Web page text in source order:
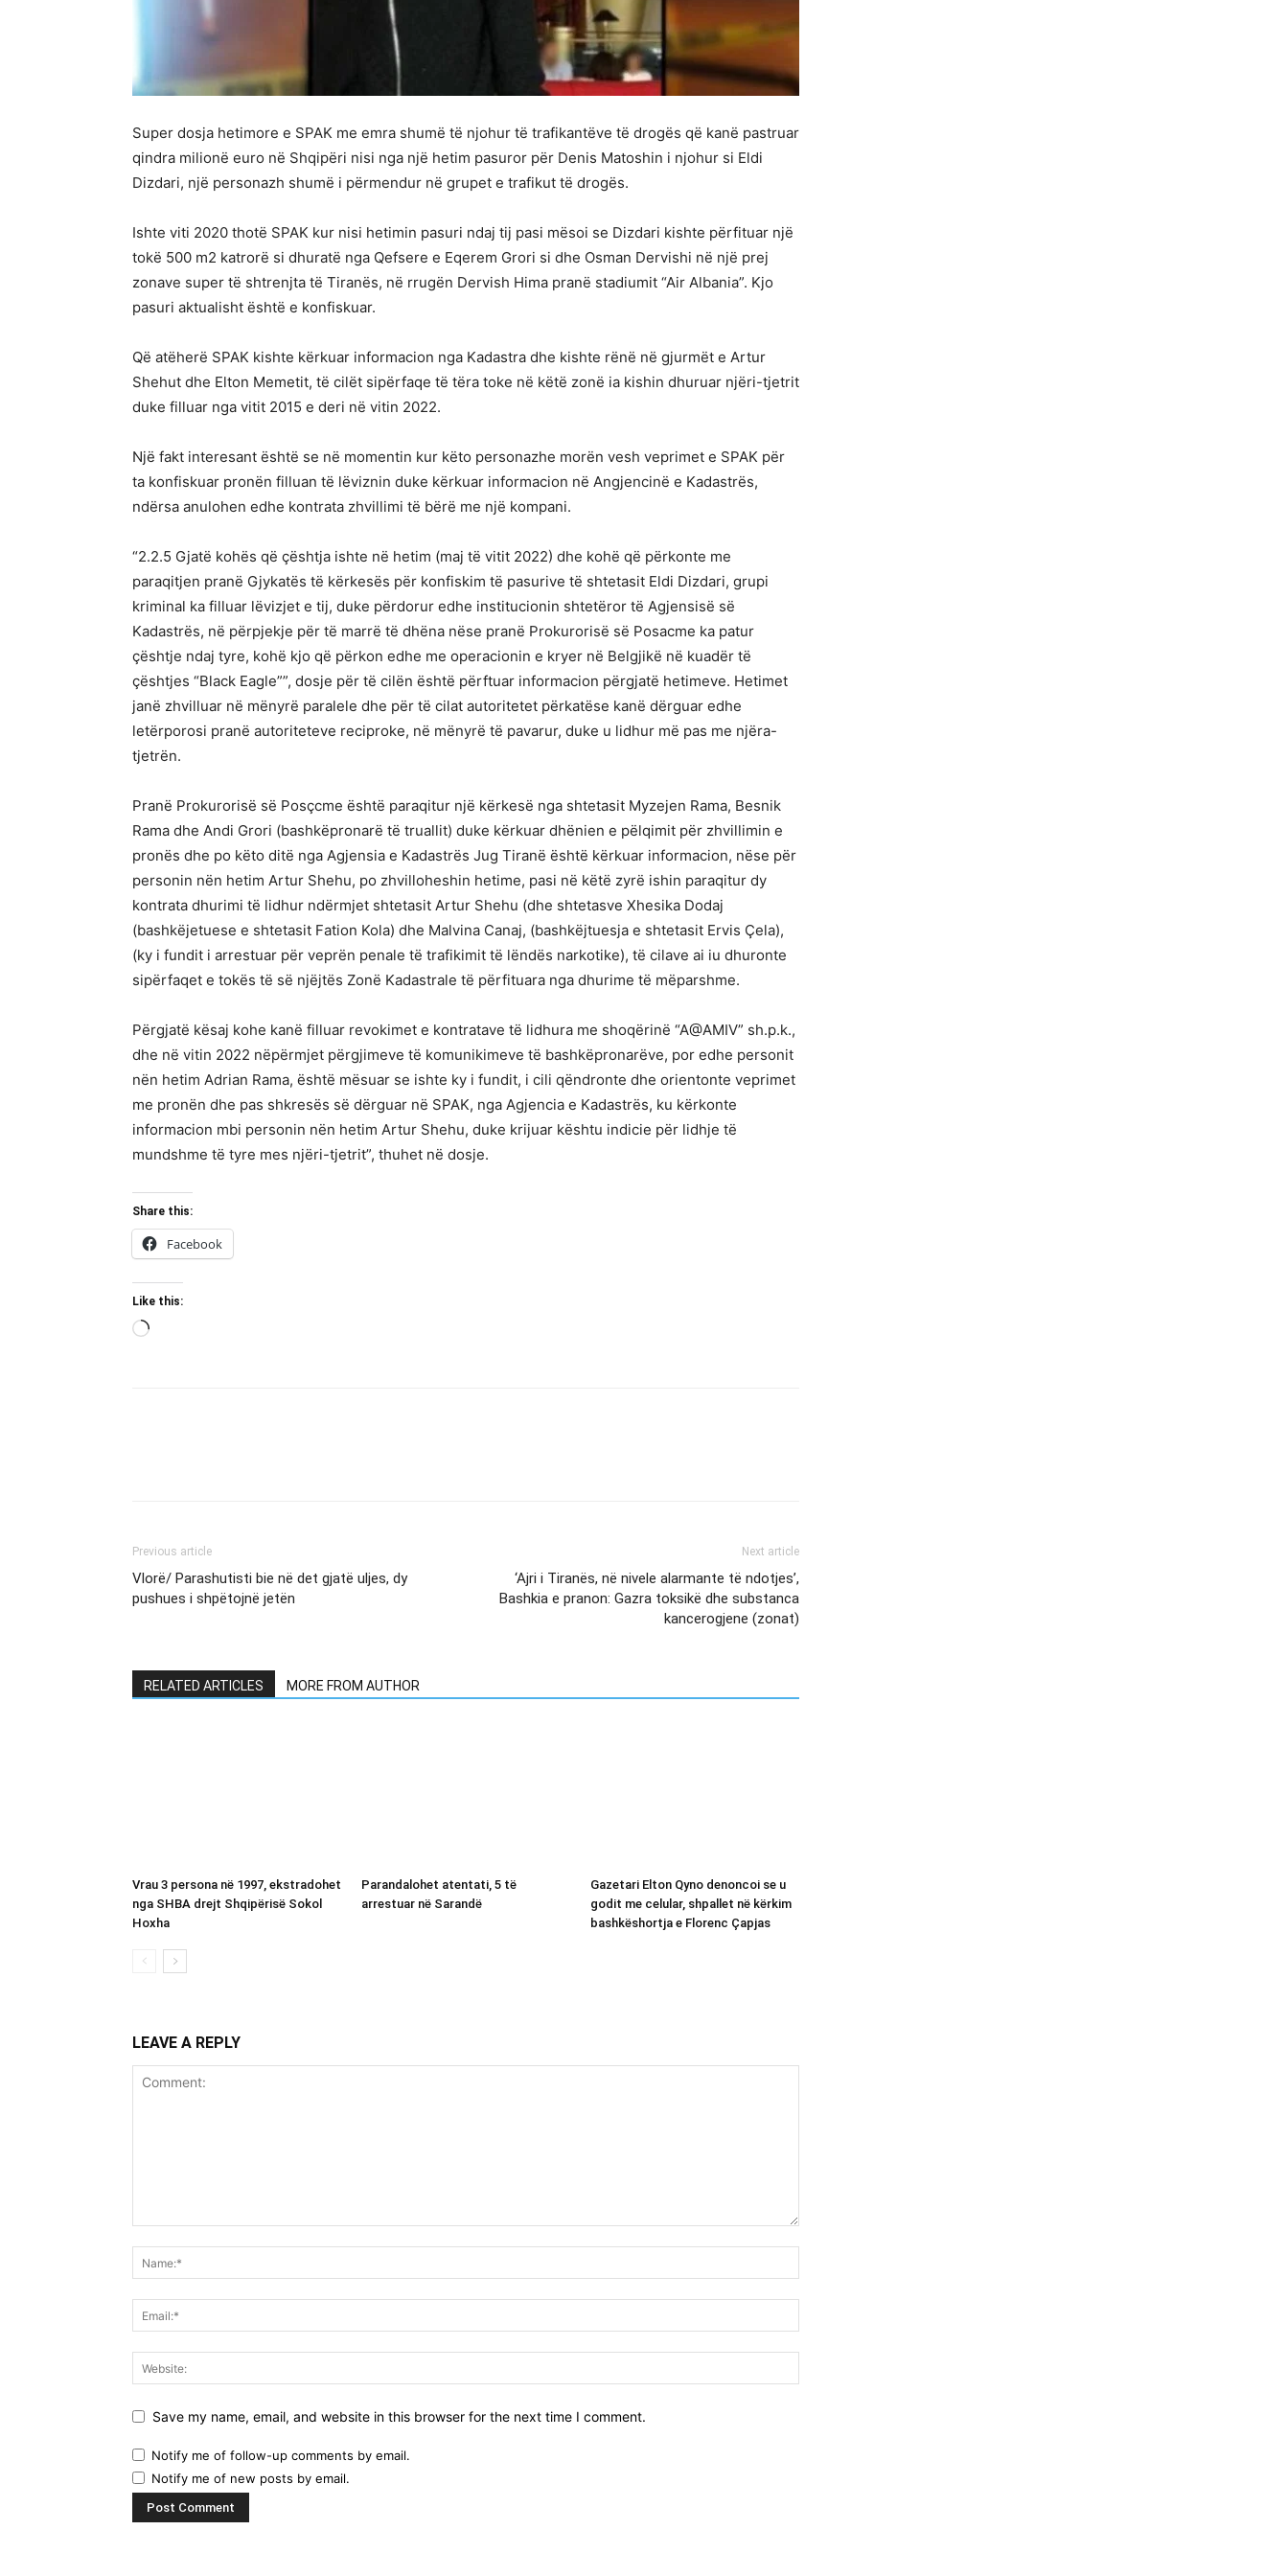
Super dosja hetimore e SPAK me emra shumë të njohur të trafikantëve të drogës që kanë pastruar
qindra milionë euro në Shqipëri nisi nga një hetim pasuror për Denis Matoshin i njohur si Eldi
Dizdari, një personazh shumë i përmendur në grupet e trafikut të drogës.
Ishte viti 2020 thotë SPAK kur nisi hetimin pasuri ndaj tij pasi mësoi se Dizdari kishte përfituar një
tokë 500 m2 katrorë si dhuratë nga Qefsere e Eqerem Grori si dhe Osman Dervishi në një prej
zonave super të shtrenjta të Tiranës, në rrugën Dervish Hima pranë stadiumit “Air Albania”. Kjo
pasuri aktualisht është e konfiskuar.
Që atëherë SPAK kishte kërkuar informacion nga Kadastra dhe kishte rënë në gjurmët e Artur
Shehut dhe Elton Memetit, të cilët sipërfaqe të tëra toke në këtë zonë ia kishin dhuruar njëri-tjetrit
duke filluar nga vitit 2015 e deri në vitin 2022.
Një fakt interesant është se në momentin kur këto personazhe morën vesh veprimet e SPAK për
ta konfiskuar pronën filluan të lëviznin duke kërkuar informacion në Angjencinë e Kadastrës,
ndërsa anulohen edhe kontrata zhvillimi të bërë me një kompani.
“2.2.5 Gjatë kohës që çështja ishte në hetim (maj të vitit 2022) dhe kohë që përkonte me
paraqitjen pranë Gjykatës të kërkesës për konfiskim të pasurive të shtetasit Eldi Dizdari, grupi
kriminal ka filluar lëvizjet e tij, duke përdorur edhe institucionin shtetëror të Agjensisë së
Kadastrës, në përpjekje për të marrë të dhëna nëse pranë Prokurorisë së Posacme ka patur
çështje ndaj tyre, kohë kjo që përkon edhe me operacionin e kryer në Belgjikë në kuadër të
çështjes “Black Eagle””, dosje për të cilën është përftuar informacion përgjatë hetimeve. Hetimet
janë zhvilluar në mënyrë paralele dhe për të cilat autoritetet përkatëse kanë dërguar edhe
letërporosi pranë autoriteteve reciproke, në mënyrë të pavarur, duke u lidhur më pas me njëra-
tjetrën.
Pranë Prokurorisë së Posçcme është paraqitur një kërkesë nga shtetasit Myzejen Rama, Besnik
Rama dhe Andi Grori (bashkëpronarë të truallit) duke kërkuar dhënien e pëlqimit për zhvillimin e
pronës dhe po këto ditë nga Agjensia e Kadastrës Jug Tiranë është kërkuar informacion, nëse për
personin nën hetim Artur Shehu, po zhvilloheshin hetime, pasi në këtë zyrë ishin paraqitur dy
kontrata dhurimi të lidhur ndërmjet shtetasit Artur Shehu (dhe shtetasve Xhesika Dodaj
(bashkëjetuese e shtetasit Fation Kola) dhe Malvina Canaj, (bashkëjtuesja e shtetasit Ervis Çela),
(ky i fundit i arrestuar për veprën penale të trafikimit të lëndës narkotike), të cilave ai iu dhuronte
sipërfaqet e tokës të së njëjtës Zonë Kadastrale të përfituara nga dhurime të mëparshme.
Përgjatë kësaj kohe kanë filluar revokimet e kontratave të lidhura me shoqërinë “A@AMIV” sh.p.k.,
dhe në vitin 2022 nëpërmjet përgjimeve të komunikimeve të bashkëpronarëve, por edhe personit
nën hetim Adrian Rama, është mësuar se ishte ky i fundit, i cili qëndronte dhe orientonte veprimet
me pronën dhe pas shkresës së dërguar në SPAK, nga Agjencia e Kadastrës, ku kërkonte
informacion mbi personin nën hetim Artur Shehu, duke krijuar kështu indicie për lidhje të
mundshme të tyre mes njëri-tjetrit”, thuhet në dosje.
Share this:
Facebook
Like this:
Previous article
Vlorë/ Parashutisti bie në det gjatë uljes, dy
pushues i shpëtojnë jetën
Next article
‘Ajri i Tiranës, në nivele alarmante të ndotjes’,
Bashkia e pranon: Gazra toksikë dhe substanca
kancerogjene (zonat)
RELATED ARTICLES MORE FROM AUTHOR
Vrau 3 persona në 1997, ekstradohet
nga SHBA drejt Shqipërisë Sokol
Hoxha
Parandalohet atentati, 5 të
arrestuar në Sarandë
Gazetari Elton Qyno denoncoi se u
godit me celular, shpallet në kërkim
bashkëshortja e Florenc Çapjas
LEAVE A REPLY
Save my name, email, and website in this browser for the next time I comment.
Notify me of follow-up comments by email.
Notify me of new posts by email.